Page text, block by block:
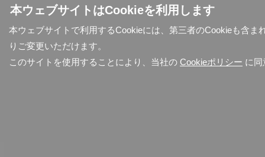
本ウェブサイトはCookieを利用します
本ウェブサイトで利用するCookieには、第三者のCookieも含
りご変更いただけます。
このサイトを使用することにより、当社の Cookieポリシー に